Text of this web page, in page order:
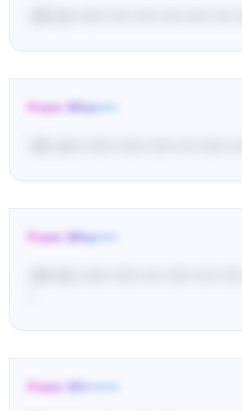
<#• im• •••••• ••••• ••••• ••••• ••••• ••••
From: Wha•••••
•••••• •••• •••••• •••• •••••• •••••• •
From: Wha•••••
From: 121••••••••